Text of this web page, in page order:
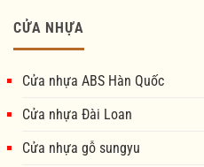
CỬA NHỰA
Cửa nhựa ABS Hàn Quốc
Cửa nhựa Đài Loan
Cửa nhựa gỗ sungyu